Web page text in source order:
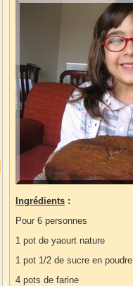
Ingrédients :
Pour 6 personnes
1 pot de yaourt nature
1 pot 1/2 de sucre en poudre
4 pots de farine